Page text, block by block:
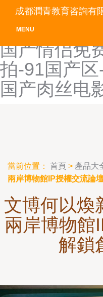
91国产免费
牛碰-91国
国产情侣免
拍-91国产
国产肉丝电
成都潤青教育咨詢有
MENU
當前位置： 首頁 > 產品大
兩岸博物館IP授權交流論
文博何以煥
兩岸博物館
解鎖